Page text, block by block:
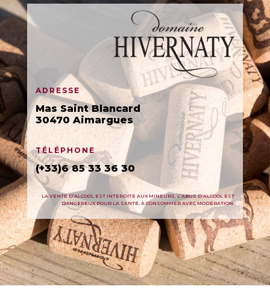
ADRESSE
Mas Saint Blancard
30470 Aimargues
TÉLÉPHONE
(+33)6 85 33 36 30
LA VENTE D’ALCOOL EST INTERDITE AUX MINEURS. L’ABUS D’ALCOOL EST
DANGEREUX POUR LA SANTÉ, À CONSOMMER AVEC MODÉRATION.